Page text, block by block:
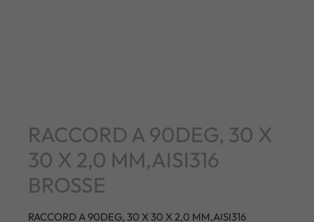
RACCORD A 90DEG, 30 X
30 X 2,0 MM,AISI316
BROSSE
RACCORD A 90DEG, 30 X 30 X 2,0 MM,AISI316